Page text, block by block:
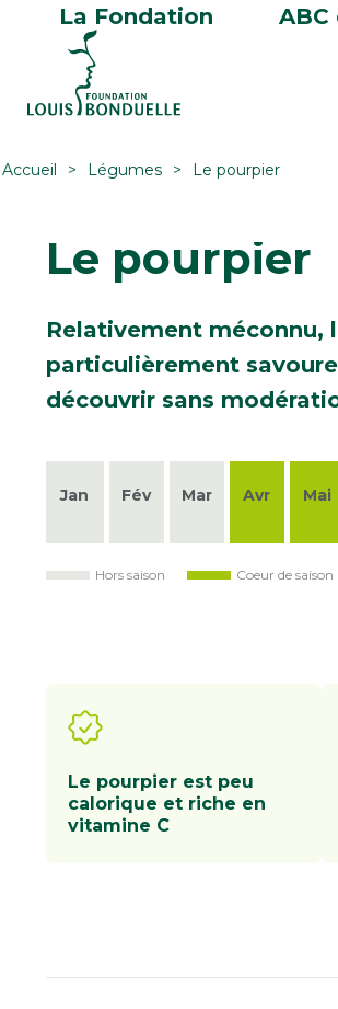
La Fondation ABC
Accueil Légumes Le pourpier
Le pourpier
Relativement méconnu,
particulièrement
découvrir sans
Jan Fév Mar Avr Mai
Hors saison Coeur de saison
Le pourpier est peu
calorique et riche en
vitamine C